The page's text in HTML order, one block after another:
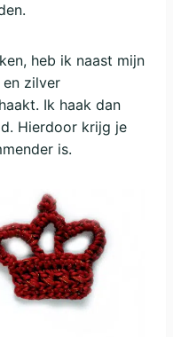
heb ik naast mijn
zilver
Ik haak dan
Hierdoor krijg je
is.